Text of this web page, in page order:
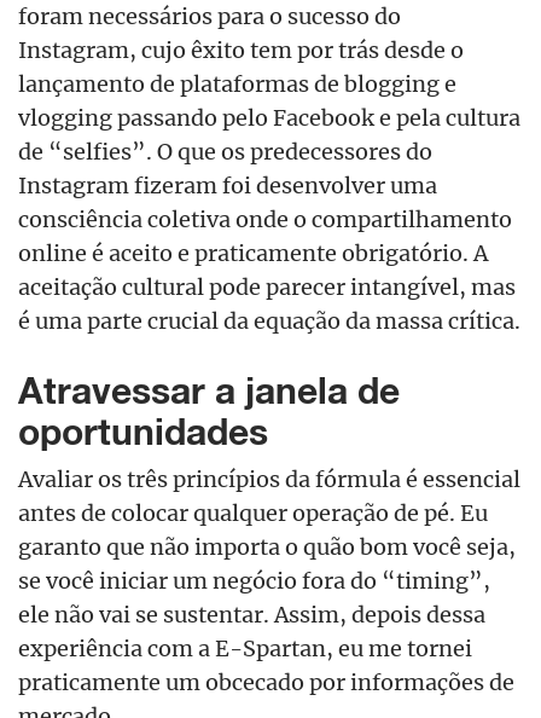
foram necessários para o sucesso do
Instagram, cujo êxito tem por trás desde o
lançamento de plataformas de blogging e
vlogging passando pelo Facebook e pela cultura
de “selfies”. O que os predecessores do
Instagram fizeram foi desenvolver uma
consciência coletiva onde o compartilhamento
online é aceito e praticamente obrigatório. A
aceitação cultural pode parecer intangível, mas
é uma parte crucial da equação da massa crítica.
Atravessar a janela de
oportunidades
Avaliar os três princípios da fórmula é essencial
antes de colocar qualquer operação de pé. Eu
garanto que não importa o quão bom você seja,
se você iniciar um negócio fora do “timing”,
ele não vai se sustentar. Assim, depois dessa
experiência com a E-Spartan, eu me tornei
praticamente um obcecado por informações de